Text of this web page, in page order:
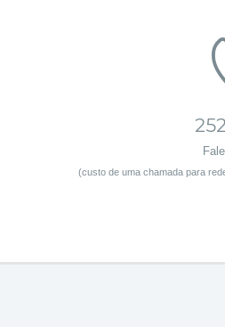
(custo de uma chamada para